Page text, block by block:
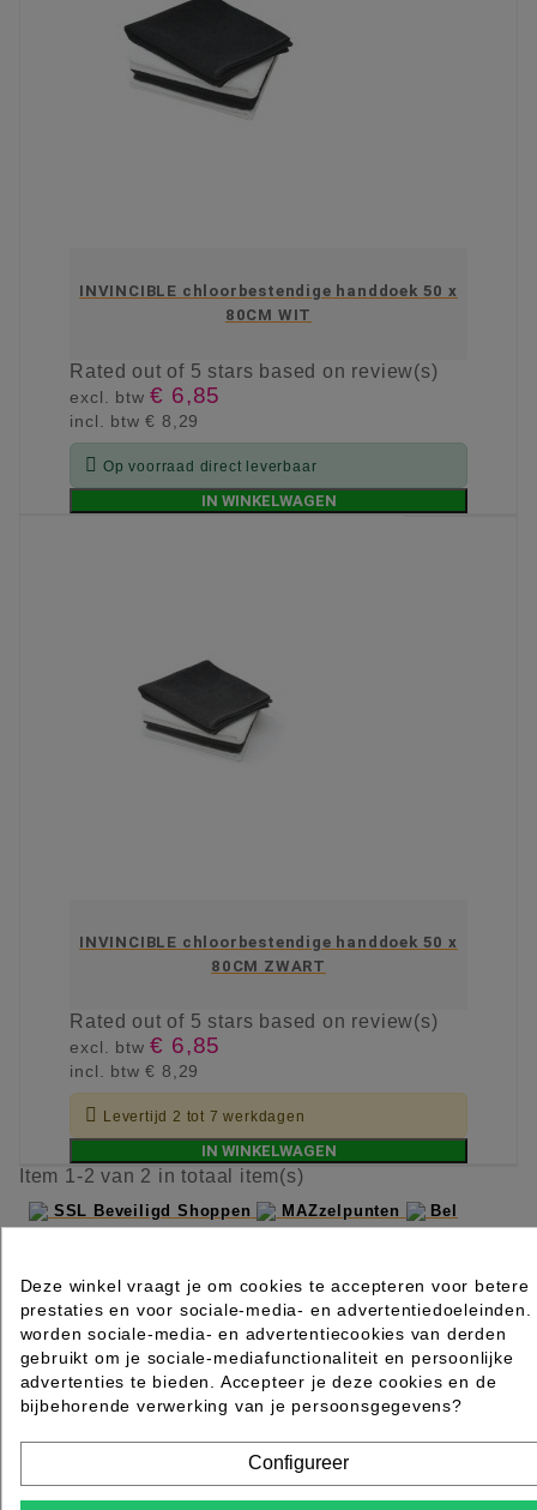
INVINCIBLE chloorbestendige handdoek 50 x
80CM WIT
Ratedout of 5 stars based on review(s)
excl. btw€ 6,85
incl. btw€ 8,29
 Op voorraad direct leverbaar
IN WINKELWAGEN
INVINCIBLE chloorbestendige handdoek 50 x
80CM ZWART
Ratedout of 5 stars based on review(s)
excl. btw€ 6,85
incl. btw€ 8,29
 Levertijd 2 tot 7 werkdagen
IN WINKELWAGEN
Item 1-2 van 2 in totaal item(s)
SSL Beveiligd Shoppen MAZzelpunten
Bel
MAZ Beautyland onderdeel van MSK
Ambacht 6
Nederland
Deze winkel vraagt je om cookies te accepteren voor betere
prestaties en voor sociale-media- en advertentiedoeleinden.
worden sociale-media- en advertentiecookies van derden
gebruikt om je sociale-mediafunctionaliteit en persoonlijke
advertenties te bieden. Accepteer je deze cookies en de
bijbehorende verwerking van je persoonsgegevens?
Configureer